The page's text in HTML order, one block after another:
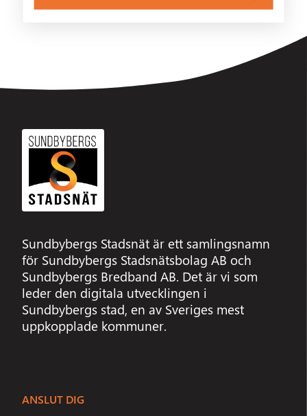
Sundbybergs Stadsnät är ett samlingsnamn
för Sundbybergs Stadsnätsbolag AB och
Sundbybergs Bredband AB. Det är vi som
leder den digitala utvecklingen i
Sundbybergs stad, en av Sveriges mest
uppkopplade kommuner.
ANSLUT DIG